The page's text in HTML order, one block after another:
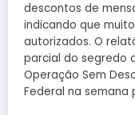
descontos de
indicando que
autorizados. O
parcial do segredo
Operação Sem
Federal na semana